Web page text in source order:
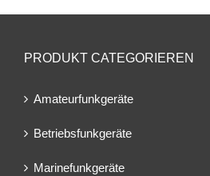
PRODUKT CATEGORIEREN
Amateurfunkgeräte
Betriebsfunkgeräte
Marinefunkgeräte